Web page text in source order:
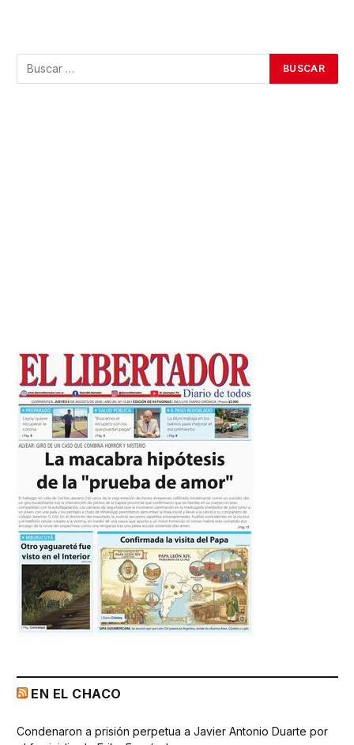
EN EL CHACO
Condenaron a prisión perpetua a Javier Antonio Duarte por